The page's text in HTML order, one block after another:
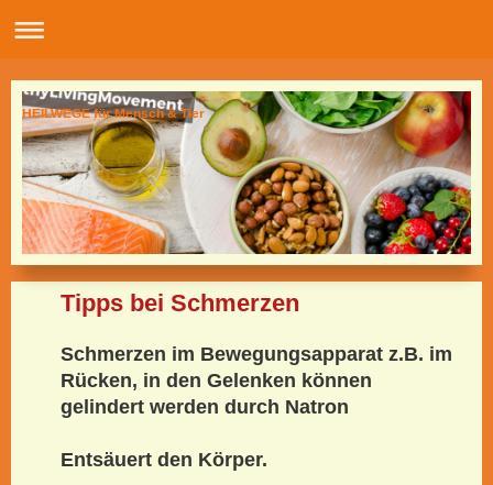
HEILWEGE für Mensch & Tier
Tipps bei Schmerzen
Schmerzen im Bewegungsapparat z.B. im
Rücken, in den Gelenken können
gelindert werden durch Natron
Entsäuert den Körper.